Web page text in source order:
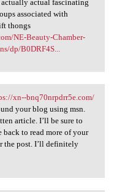
actual fascinating
associated with
thongs
NE-Beauty-Chamber-
dp/B0DRF4S...
https://xn-
xn--bnq70nrpdrr5e.com/
your blog using msn.
article. I’ll be sure to
to read more of your
the post. I’ll definitely